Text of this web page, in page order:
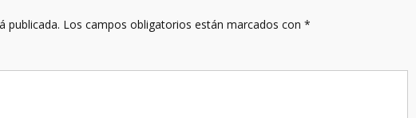
publicada. Los campos obligatorios están marcados con *